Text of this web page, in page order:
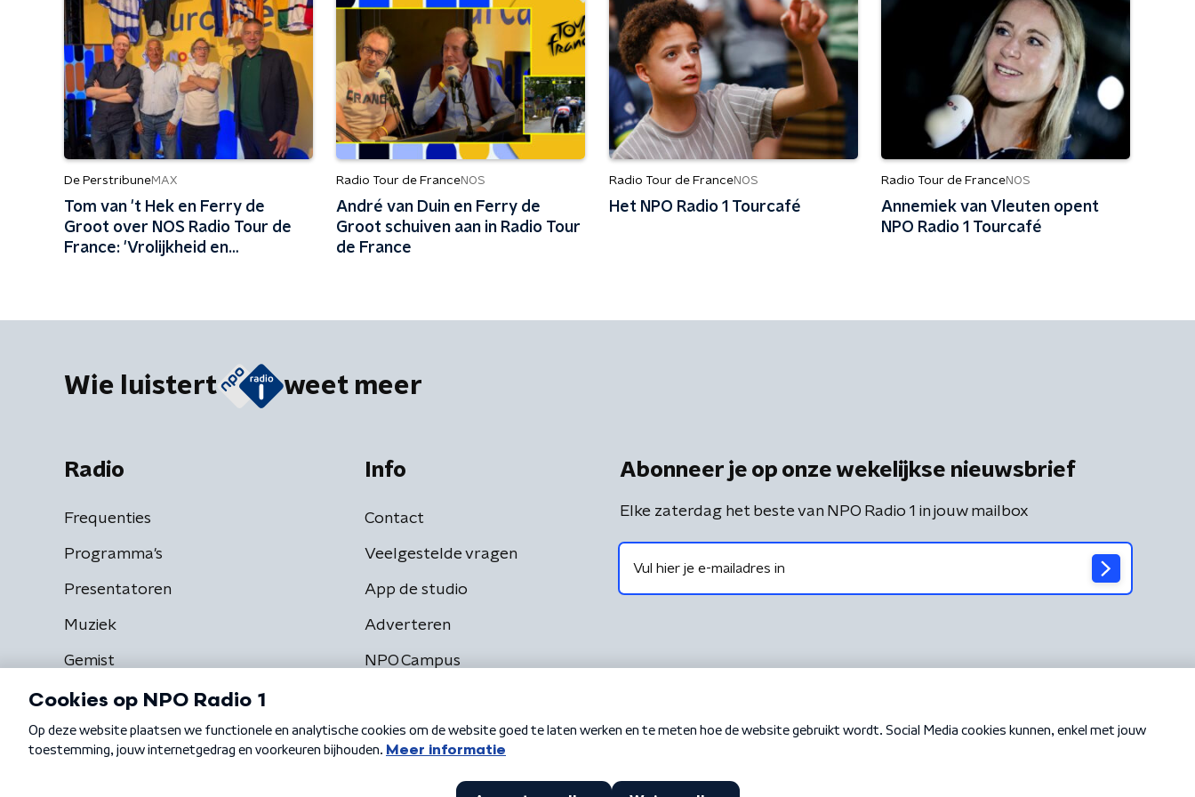
De PerstribuneMAX
Tom van 't Hek en Ferry de
Groot over NOS Radio Tour de
France: 'Vrolijkheid en
Radio Tour de FranceNOS
André van Duin en Ferry de
Groot schuiven aan in Radio Tour
de France
Radio Tour de FranceNOS
Het NPO Radio 1 Tourcafé
Radio Tour de FranceNOS
Annemiek van Vleuten opent
NPO Radio 1 Tourcafé
Wie luistert weet meer
Radio
Frequenties
Programma's
Presentatoren
Muziek
Gemist
Info
Contact
Veelgestelde vragen
App de studio
Adverteren
NPO Campus
Abonneer je op onze wekelijkse nieuwsbrief
Elke zaterdag het beste van NPO Radio 1 in jouw mailbox
Algemene voorwaarden Privacybeleid